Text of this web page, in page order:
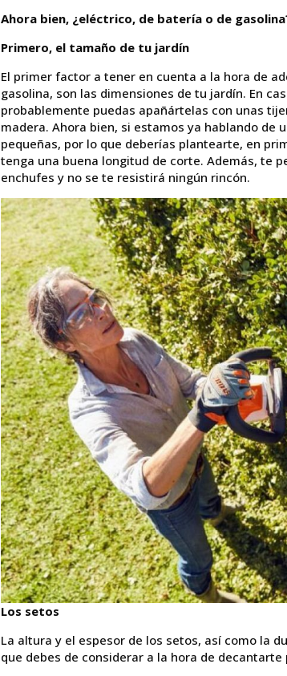
Ahora bien, ¿eléctrico, de batería o de
Primero, el tamaño de tu jardín
El primer factor a tener en cuenta a la hora de
gasolina, son las dimensiones de tu jardín. En
probablemente puedas apañártelas con unas
madera. Ahora bien, si estamos ya hablando de
pequeñas, por lo que deberías plantearte, en
tenga una buena longitud de corte. Además, te
enchufes y no se te resistirá ningún rincón.
Los setos
La altura y el espesor de los setos, así como la
que debes de considerar a la hora de